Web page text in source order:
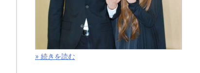
嫁
の
» 続きを読む